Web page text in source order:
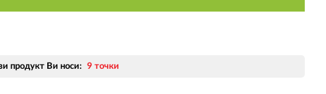
продукт Ви носи: 9 точки